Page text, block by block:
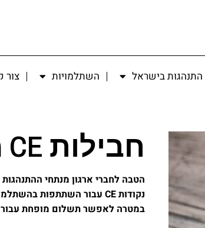
התנהגות בישראל השתלמויות צור
חבילות CE מוזלות
הטבה לחברי ארגון מנתחי
נקודותCEעבור השתתפות
במטרה לאפשר תשלום מופחת עבור